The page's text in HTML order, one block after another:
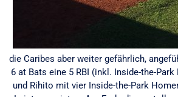
die Caribes aber weiter gefährlich,
6 at Bats eine 5 RBI (inkl. Inside-the-Park
und Rihito mit vier Inside-the-Park